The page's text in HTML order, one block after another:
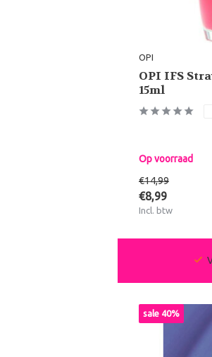
OPI
OPI IFS
15ml
Op voorraad
€14,99
€8,99
Incl. btw
sale 40%